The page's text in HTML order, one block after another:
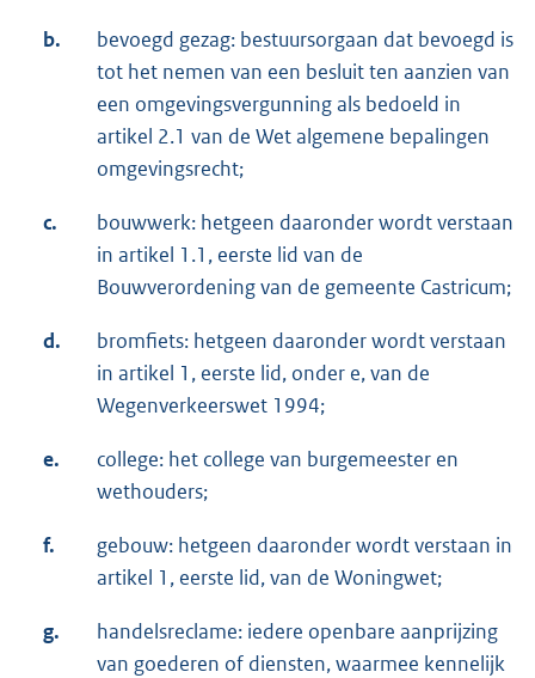
b.
bevoegd gezag: bestuursorgaan dat bevoegd is
tot het nemen van een besluit ten aanzien van
een omgevingsvergunning als bedoeld in
artikel 2.1 van de Wet algemene bepalingen
omgevingsrecht;
c.
bouwwerk: hetgeen daaronder wordt verstaan
in artikel 1.1, eerste lid van de
Bouwverordening van de gemeente Castricum;
d.
bromfiets: hetgeen daaronder wordt verstaan
in artikel 1, eerste lid, onder e, van de
Wegenverkeerswet 1994;
e.
college: het college van burgemeester en
wethouders;
f.
gebouw: hetgeen daaronder wordt verstaan in
artikel 1, eerste lid, van de Woningwet;
g.
handelsreclame: iedere openbare aanprijzing
van goederen of diensten, waarmee kennelijk